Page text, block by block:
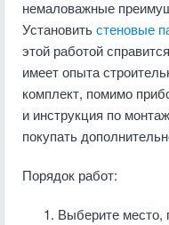
немаловажные
Установитьстеновые
этой работой
имеет опыта
комплект, помимо
и инструкция по
покупать
Порядок работ:
Выберите место,